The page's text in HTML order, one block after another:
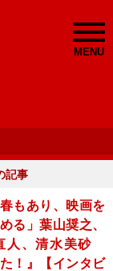
MENU
記事
もあり、映画を
る」葉山奨之、
人、清水美砂
！』【インタビ